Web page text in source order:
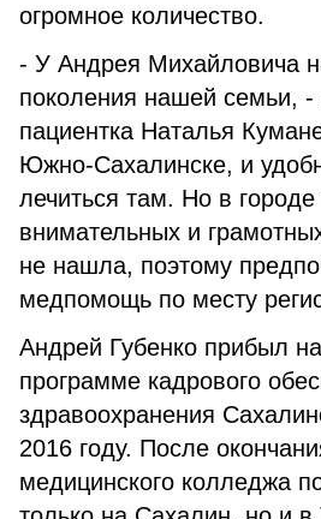
огромное количество.
- У Андрея Михайловича
поколения нашей семьи, -
пациентка Наталья
Южно-Сахалинске, и
лечиться там. Но в городе
внимательных и
не нашла, поэтому
медпомощь по месту
Андрей Губенко прибыл
программе кадрового
здравоохранения
2016 году. После
медицинского колледжа